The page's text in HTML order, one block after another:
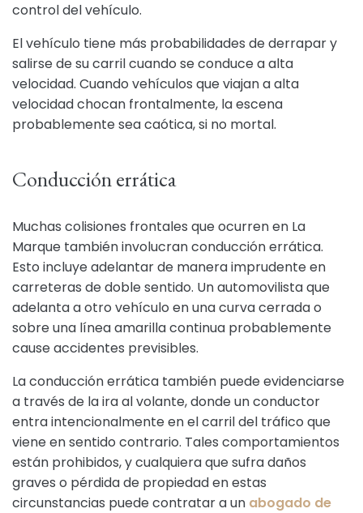
control del vehículo.
El vehículo tiene más probabilidades de derrapar y
salirse de su carril cuando se conduce a alta
velocidad. Cuando vehículos que viajan a alta
velocidad chocan frontalmente, la escena
probablemente sea caótica, si no mortal.
Conducción errática
Muchas colisiones frontales que ocurren en La
Marque también involucran conducción errática.
Esto incluye adelantar de manera imprudente en
carreteras de doble sentido. Un automovilista que
adelanta a otro vehículo en una curva cerrada o
sobre una línea amarilla continua probablemente
cause accidentes previsibles.
La conducción errática también puede evidenciarse
a través de la ira al volante, donde un conductor
entra intencionalmente en el carril del tráfico que
viene en sentido contrario. Tales comportamientos
están prohibidos, y cualquiera que sufra daños
graves o pérdida de propiedad en estas
circunstancias puede contratar a un abogado de